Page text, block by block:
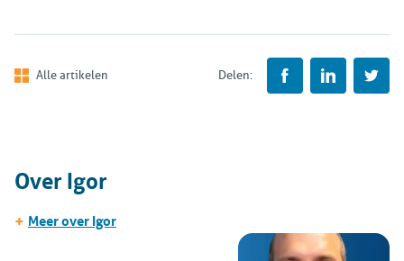
Alle artikelen Delen:
Over Igor
+ Meer over Igor